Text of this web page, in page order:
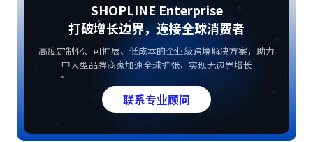
SHOPLINE Enterprise
打破增长边界，连接全球消费者
高度定制化、可扩展、低成本的企业级跨境解决方案，助力
中大型品牌商家加速全球扩张，实现无边界增长
联系专业顾问